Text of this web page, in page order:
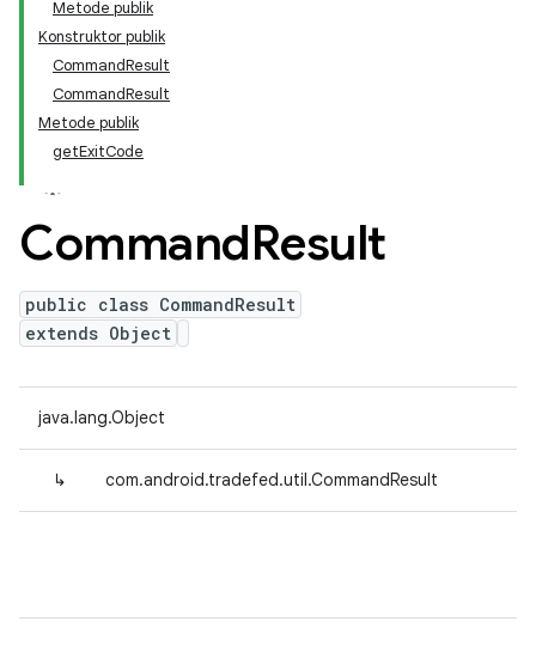
Metode publik
Konstruktor publik
CommandResult
CommandResult
Metode publik
getExitCode
CommandResult
public class CommandResult
extends Object
java.lang.Object
↳ com.android.tradefed.util.CommandResult